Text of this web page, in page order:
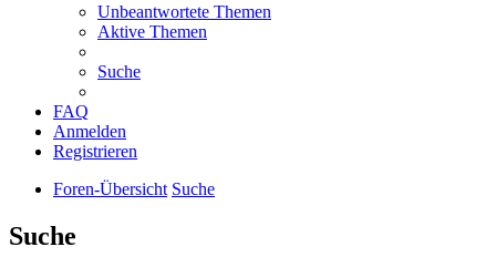
Unbeantwortete Themen
Aktive Themen
Suche
FAQ
Anmelden
Registrieren
Foren-Übersicht Suche
Suche